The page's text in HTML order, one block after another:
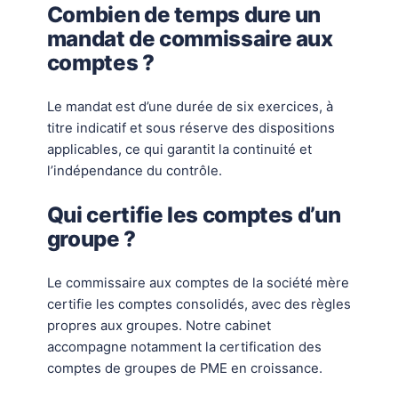
Combien de temps dure un
mandat de commissaire aux
comptes ?
Le mandat est d’une durée de six exercices, à
titre indicatif et sous réserve des dispositions
applicables, ce qui garantit la continuité et
l’indépendance du contrôle.
Qui certifie les comptes d’un
groupe ?
Le commissaire aux comptes de la société mère
certifie les comptes consolidés, avec des règles
propres aux groupes. Notre cabinet
accompagne notamment la certification des
comptes de groupes de PME en croissance.